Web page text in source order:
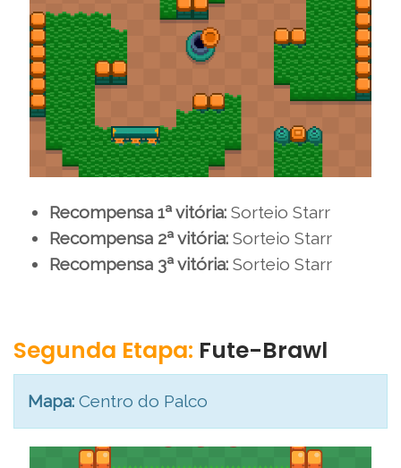
Recompensa 1ª vitória: Sorteio Starr
Recompensa 2ª vitória: Sorteio Starr
Recompensa 3ª vitória: Sorteio Starr
Segunda Etapa: Fute-Brawl
Mapa: Centro do Palco